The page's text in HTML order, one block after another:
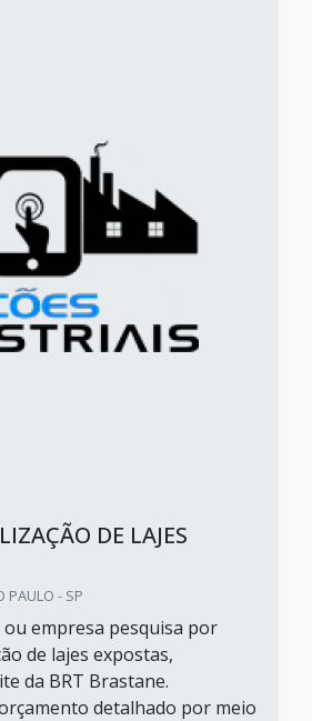
DE LAJES
PAULO - SP
ou empresa pesquisa por
de lajes expostas,
da BRT Brastane.
detalhado por meio